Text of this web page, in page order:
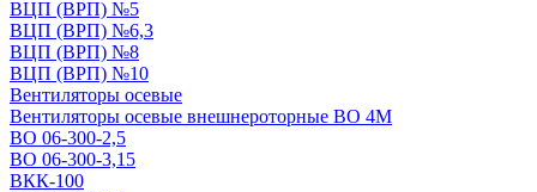
ВЦП (ВРП) №5
ВЦП (ВРП) №6,3
ВЦП (ВРП) №8
ВЦП (ВРП) №10
Вентиляторы осевые
Вентиляторы осевые внешнероторные ВО 4М
ВО 06-300-2,5
ВО 06-300-3,15
ВКК-100